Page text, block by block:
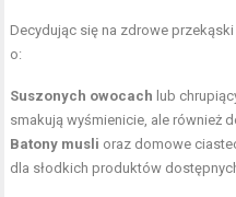
Decydując się na zdrowe
o:
Suszonych owocach lub
smakują wyśmienicie, ale również
Batony musli oraz domowe
dla słodkich produktów